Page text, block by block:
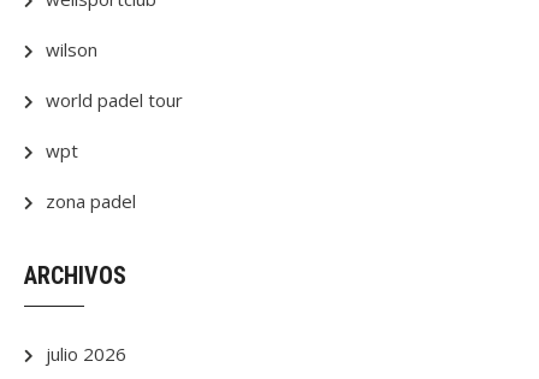
wilson
world padel tour
wpt
zona padel
ARCHIVOS
julio 2026